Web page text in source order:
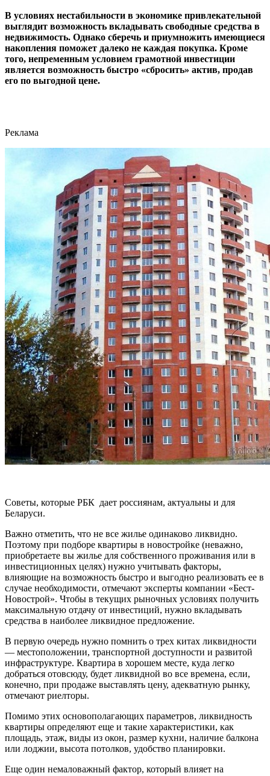
В условиях нестабильности в экономике привлекательной
выглядит возможность вкладывать свободные средства в
недвижимость. Однако сберечь и приумножить имеющиеся
накопления поможет далеко не каждая покупка. Кроме
того, непременным условием грамотной инвестиции
является возможность быстро «сбросить» актив, продав
его по выгодной цене.
Реклама
Советы, которые РБК дает россиянам, актуальны и для
Беларуси.
Важно отметить, что не все жилье одинаково ликвидно.
Поэтому при подборе квартиры в новостройке (неважно,
приобретаете вы жилье для собственного проживания или в
инвестиционных целях) нужно учитывать факторы,
влияющие на возможность быстро и выгодно реализовать ее в
случае необходимости, отмечают эксперты компании «Бест-
Новострой». Чтобы в текущих рыночных условиях получить
максимальную отдачу от инвестиций, нужно вкладывать
средства в наиболее ликвидное предложение.
В первую очередь нужно помнить о трех китах ликвидности
— местоположении, транспортной доступности и развитой
инфраструктуре. Квартира в хорошем месте, куда легко
добраться отовсюду, будет ликвидной во все времена, если,
конечно, при продаже выставлять цену, адекватную рынку,
отмечают риелторы.
Помимо этих основополагающих параметров, ликвидность
квартиры определяют еще и такие характеристики, как
площадь, этаж, виды из окон, размер кухни, наличие балкона
или лоджии, высота потолков, удобство планировки.
Еще один немаловажный фактор, который влияет на